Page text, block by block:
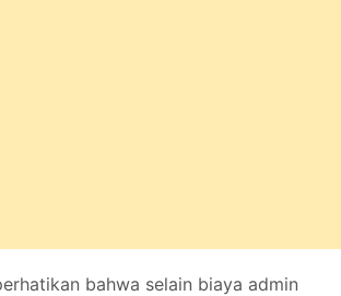
bahwa selain biaya admin